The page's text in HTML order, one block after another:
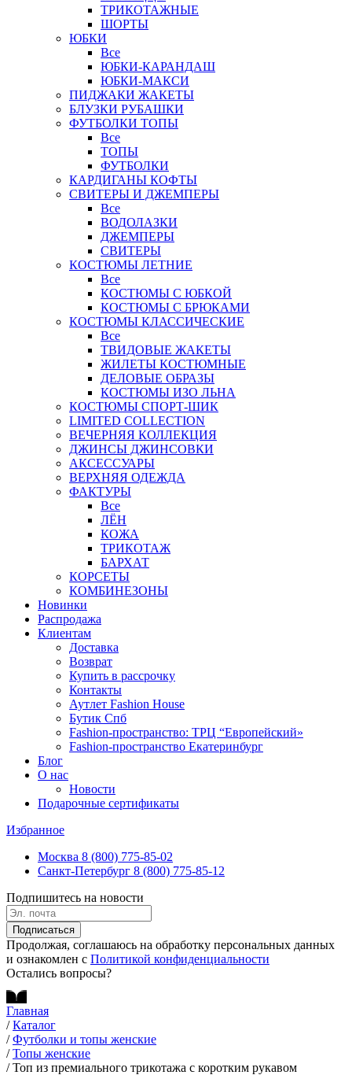
ТРИКОТАЖНЫЕ
ШОРТЫ
ЮБКИ
Все
ЮБКИ-КАРАНДАШ
ЮБКИ-МАКСИ
ПИДЖАКИ ЖАКЕТЫ
БЛУЗКИ РУБАШКИ
ФУТБОЛКИ ТОПЫ
Все
ТОПЫ
ФУТБОЛКИ
КАРДИГАНЫ КОФТЫ
СВИТЕРЫ И ДЖЕМПЕРЫ
Все
ВОДОЛАЗКИ
ДЖЕМПЕРЫ
СВИТЕРЫ
КОСТЮМЫ ЛЕТНИЕ
Все
КОСТЮМЫ С ЮБКОЙ
КОСТЮМЫ С БРЮКАМИ
КОСТЮМЫ КЛАССИЧЕСКИЕ
Все
ТВИДОВЫЕ ЖАКЕТЫ
ЖИЛЕТЫ КОСТЮМНЫЕ
ДЕЛОВЫЕ ОБРАЗЫ
КОСТЮМЫ ИЗО ЛЬНА
КОСТЮМЫ СПОРТ-ШИК
LIMITED COLLECTION
ВЕЧЕРНЯЯ КОЛЛЕКЦИЯ
ДЖИНСЫ ДЖИНСОВКИ
АКСЕССУАРЫ
ВЕРХНЯЯ ОДЕЖДА
ФАКТУРЫ
Все
ЛЁН
КОЖА
ТРИКОТАЖ
БАРХАТ
КОРСЕТЫ
КОМБИНЕЗОНЫ
Новинки
Распродажа
Клиентам
Доставка
Возврат
Купить в рассрочку
Контакты
Аутлет Fashion House
Бутик Спб
Fashion-пространство: ТРЦ “Европейский»
Fashion-пространство Екатеринбург
Блог
О нас
Новости
Подарочные сертификаты
Избранное
Москва 8 (800) 775-85-02
Санкт-Петербург 8 (800) 775-85-12
Подпишитесь на новости
Подписаться
Продолжая, соглашаюсь на обработку персональных данных
и ознакомлен с Политикой конфиденциальности
Остались вопросы?
Главная
/ Каталог
/ Футболки и топы женские
/ Топы женские
/ Топ из премиального трикотажа с коротким рукавом